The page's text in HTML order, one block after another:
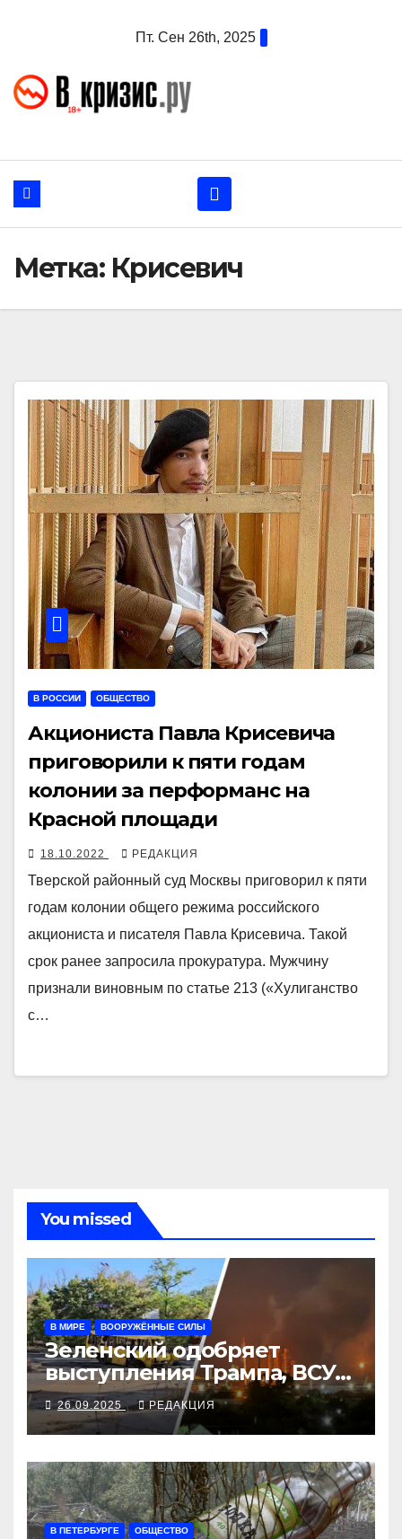
Пт. Сен 26th, 2025
Метка: Крисевич
В РОССИИ ОБЩЕСТВО
Акциониста Павла Крисевича
приговорили к пяти годам
колонии за перформанс на
Красной площади
18.10.2022 РЕДАКЦИЯ
Тверской районный суд Москвы приговорил к пяти
годам колонии общего режима российского
акциониста и писателя Павла Крисевича. Такой
срок ранее запросила прокуратура. Мужчину
признали виновным по статье 213 («Хулиганство
с…
You missed
В МИРЕ ВООРУЖЁННЫЕ СИЛЫ
Зеленский одобряет
выступления Трампа, ВСУ
закрыли Добропольский
рубеж
26.09.2025 РЕДАКЦИЯ
В ПЕТЕРБУРГЕ ОБЩЕСТВО